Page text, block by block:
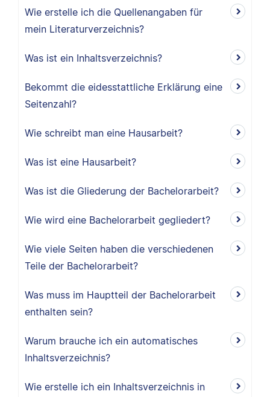
Wie erstelle ich die Quellenangaben für
mein Literaturverzeichnis?
Was ist ein Inhaltsverzeichnis?
Bekommt die eidesstattliche Erklärung eine
Seitenzahl?
Wie schreibt man eine Hausarbeit?
Was ist eine Hausarbeit?
Was ist die Gliederung der Bachelorarbeit?
Wie wird eine Bachelorarbeit gegliedert?
Wie viele Seiten haben die verschiedenen
Teile der Bachelorarbeit?
Was muss im Hauptteil der Bachelorarbeit
enthalten sein?
Warum brauche ich ein automatisches
Inhaltsverzeichnis?
Wie erstelle ich ein Inhaltsverzeichnis in